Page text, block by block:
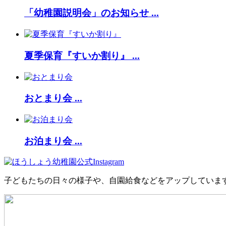
「幼稚園説明会」のお知らせ ...
夏季保育『すいか割り』 ...
おとまり会 ...
お泊まり会 ...
子どもたちの日々の様子や、自園給食などをアップしていま